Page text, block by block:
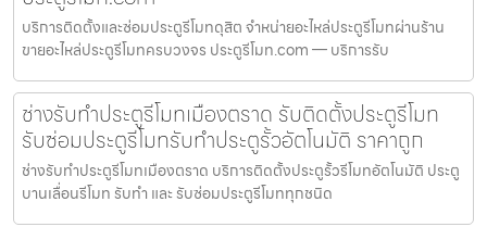
บริการติดตั้งและซ่อมประตูรีโมทดุสิต จำหน่ายอะไหล่ประตูรีโมทผ่านร้าน
ขายอะไหล่ประตูรีโมทครบวงจร ประตูรีโมท.com — บริการรับ
ช่างรับทำประตูรีโมทเมืองตราด รับติดตั้งประตูรีโมท
รับซ่อมประตูรีโมทรับทำประตูรั้วอัตโนมัติ ราคาถูก
ช่างรับทำประตูรีโมทเมืองตราด บริการติดตั้งประตูรั้วรีโมทอัตโนมัติ ประตู
บานเลื่อนรีโมท รับทำ และ รับซ่อมประตูรีโมททุกชนิด